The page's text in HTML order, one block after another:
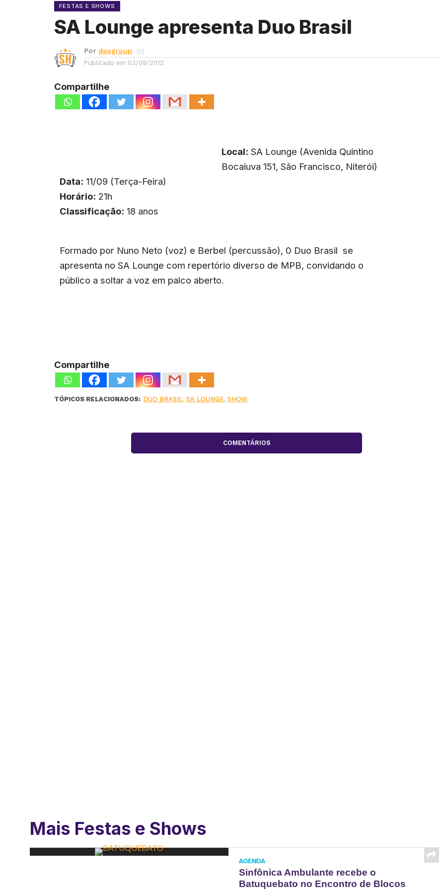
FESTAS E SHOWS
SA Lounge apresenta Duo Brasil
Por dexgroup
Publicado em 03/09/2012
Compartilhe
Local: SA Lounge (Avenida Quintino
Bocaiuva 151, São Francisco, Niterói)
Data: 11/09 (Terça-Feira)
Horário: 21h
Classificação: 18 anos
Formado por Nuno Neto (voz) e Berbel (percussão), 0 Duo Brasil se
apresenta no SA Lounge com repertório diverso de MPB, convidando o
público a soltar a voz em palco aberto.
Compartilhe
TÓPICOS RELACIONADOS: DUO BRASIL,SA LOUNGE,SHOW
COMENTÁRIOS
Mais Festas e Shows
AGENDA
Sinfônica Ambulante recebe o
Batuquebato no Encontro de Blocos